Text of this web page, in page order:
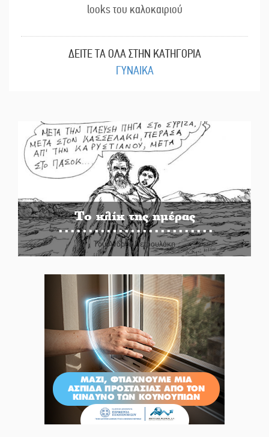
looks του καλοκαιριού
ΔΕΙΤΕ ΤΑ ΟΛΑ ΣΤΗΝ ΚΑΤΗΓΟΡΙΑ
ΓΥΝΑΙΚΑ
Το κλίκ της ημέρας
Του Ανδρέα Πετρουλάκη